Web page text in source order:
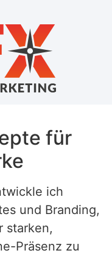
für
ich
und Branding,
starken,
Präsenz zu